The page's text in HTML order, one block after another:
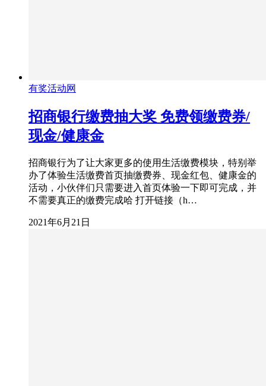
有奖活动网
招商银行缴费抽大奖 免费领缴费券/
现金/健康金
招商银行为了让大家更多的使用生活缴费模块，特别举
办了体验生活缴费首页抽缴费券、现金红包、健康金的
活动，小伙伴们只需要进入首页体验一下即可完成，并
不需要真正的缴费完成哈 打开链接（h…
2021年6月21日